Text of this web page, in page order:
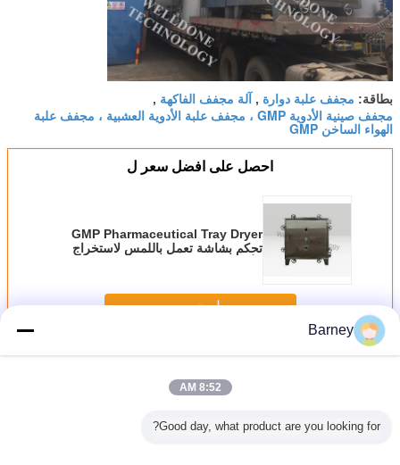
بطاقة: مجفف علبة دوارة , آلة مجفف الفاكهة ,
مجفف صينية الأدوية GMP ، مجفف علبة الأدوية العشبية ، مجفف علبة
الهواء الساخن GMP
احصل على افضل سعر ل
GMP Pharmaceutical Tray Dryer
تحكم بشاشة تعمل باللمس لاستخراج
استمر
أكثرمجفف علبة فراغ
Barney
8:52 AM
Good day, what product are you looking for?